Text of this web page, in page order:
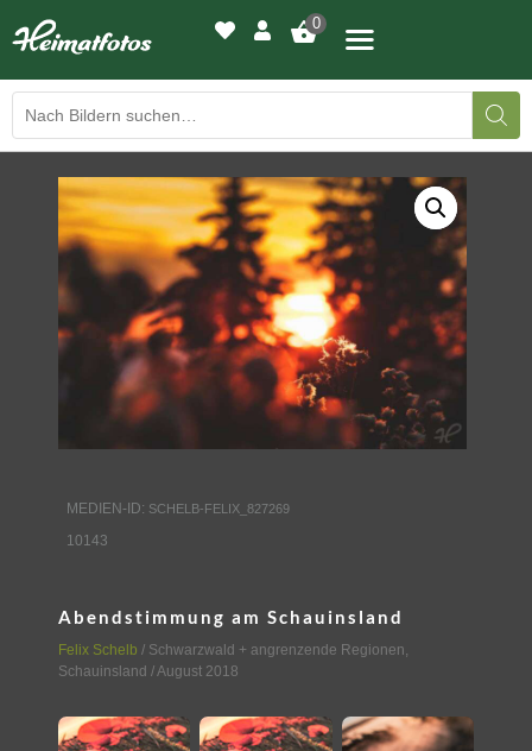
0
BILDERGALERIE
DRUCKQUALITÄTEN
LED-LEUCHTBILDER
WIR DRUCKEN IHR BILD
AUSSTELLUNGEN
KONTAKT
MEDIEN-ID: SCHELB-FELIX_827269
10143
Abendstimmung am Schauinsland
Felix Schelb / Schwarzwald + angrenzende Regionen,
Schauinsland / August 2018